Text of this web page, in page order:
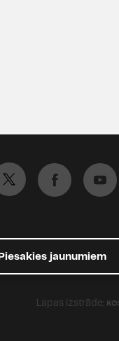
Piesakies jaunumiem
Lapas izstrāde: